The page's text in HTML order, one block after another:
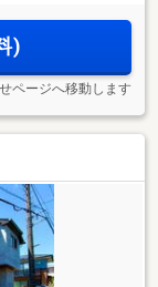
)
ページへ移動します